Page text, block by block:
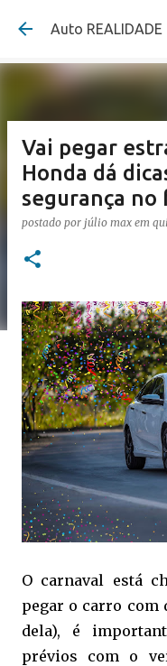
Pular para
Auto REALIDADE
Vai pegar
Honda dá
segurança no
postado por júlio max em
O carnaval está
pegar o carro com
dela), é
prévios com o